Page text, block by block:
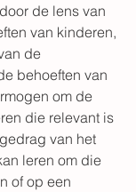
de lens van
van kinderen,
de
behoeften van
om de
die relevant is
van het
leren om die
of op een